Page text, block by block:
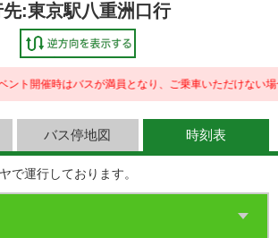
先:東京駅八重洲口行
ント開催時はバスが満員となり、ご乗車いただけない場
バス停地図 時刻表
で運行しております。